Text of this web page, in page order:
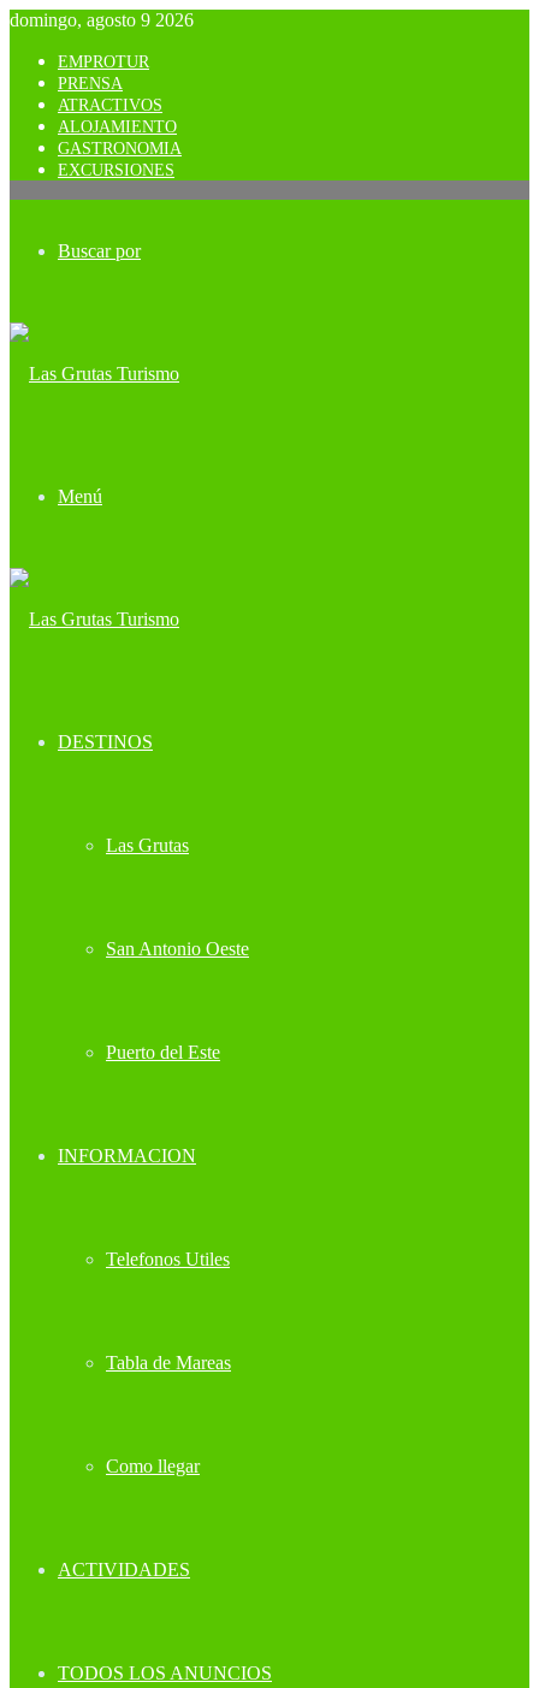
domingo, agosto 9 2026
EMPROTUR
PRENSA
ATRACTIVOS
ALOJAMIENTO
GASTRONOMIA
EXCURSIONES
Buscar por
Menú
DESTINOS
Las Grutas
San Antonio Oeste
Puerto del Este
INFORMACION
Telefonos Utiles
Tabla de Mareas
Como llegar
ACTIVIDADES
TODOS LOS ANUNCIOS